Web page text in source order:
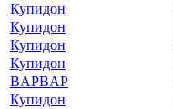
Купидон
Купидон
Купидон
Купидон
BAPBAP
Купидон